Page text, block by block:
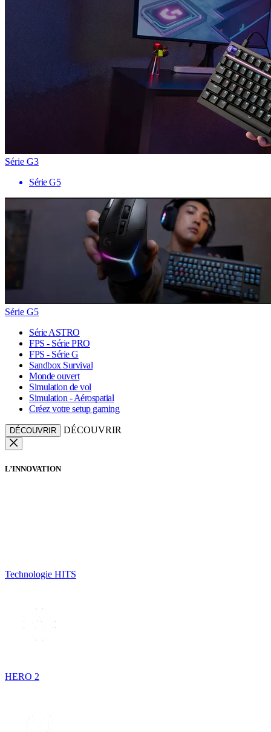
Série G3
Série G5
Série G5
Série ASTRO
FPS - Série PRO
FPS - Série G
Sandbox Survival
Monde ouvert
Simulation de vol
Simulation - Aérospatial
Créez votre setup gaming
DÉCOUVRIR DÉCOUVRIR
L’INNOVATION
Technologie HITS
HERO 2